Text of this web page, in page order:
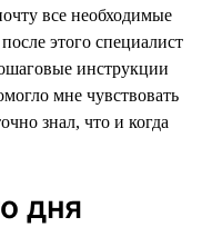
все необходимые
этого специалист
инструкции
мне чувствовать
знал, что и когда
дня